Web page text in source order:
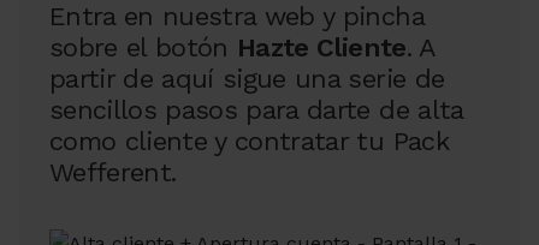
Entra en nuestra web y pincha
sobre el botón Hazte Cliente. A
partir de aquí sigue una serie de
sencillos pasos para darte de alta
como cliente y contratar tu Pack
Wefferent.